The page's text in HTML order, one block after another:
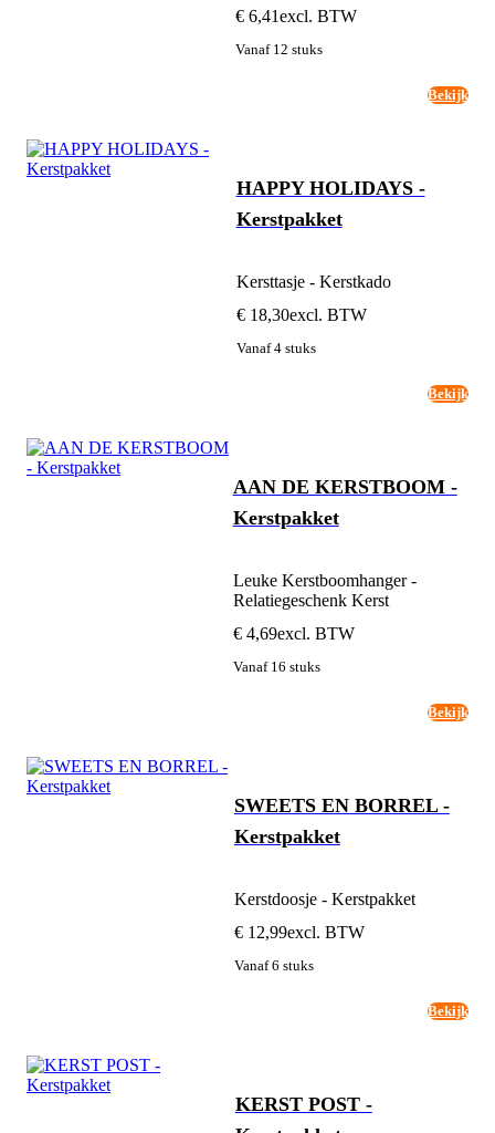
€ 6,41excl. BTW
Vanaf 12 stuks
Bekijk
HAPPY HOLIDAYS -
Kerstpakket
Kersttasje - Kerstkado
€ 18,30excl. BTW
Vanaf 4 stuks
Bekijk
AAN DE KERSTBOOM -
Kerstpakket
Leuke Kerstboomhanger -
Relatiegeschenk Kerst
€ 4,69excl. BTW
Vanaf 16 stuks
Bekijk
SWEETS EN BORREL -
Kerstpakket
Kerstdoosje - Kerstpakket
€ 12,99excl. BTW
Vanaf 6 stuks
Bekijk
KERST POST -